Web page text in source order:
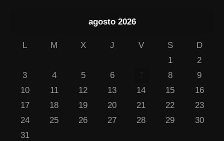
agosto 2026
L M X J V S
D
1
2
3
4 5 6 8
9
10
11 12 13 14 15
16
17
18 19 20 21 22
23
24
25 26 27 28 29
30
31